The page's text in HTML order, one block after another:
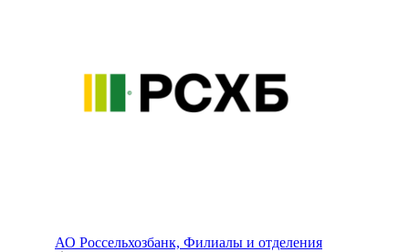
АО Россельхозбанк, Филиалы и отделения